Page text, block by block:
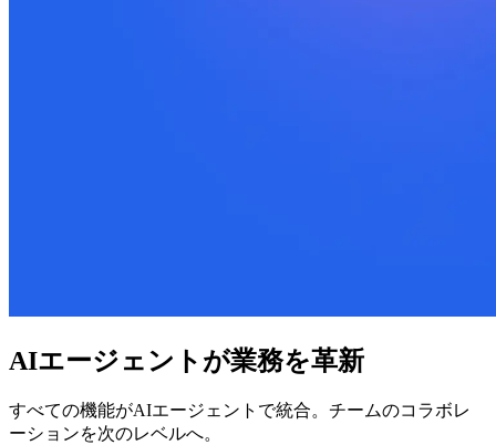
AIエージェントが業務を革新
すべての機能がAIエージェントで統合。チームのコラボレ
ーションを次のレベルへ。